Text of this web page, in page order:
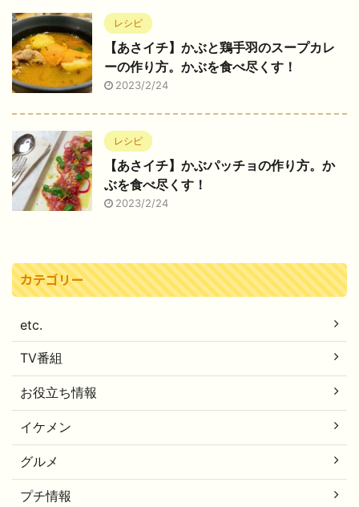
レシピ
【あさイチ】かぶと鶏手羽のスープカレ
ーの作り方。かぶを食べ尽くす！
2023/2/24
レシピ
【あさイチ】かぶパッチョの作り方。か
ぶを食べ尽くす！
2023/2/24
カテゴリー
etc.
TV番組
お役立ち情報
イケメン
グルメ
プチ情報